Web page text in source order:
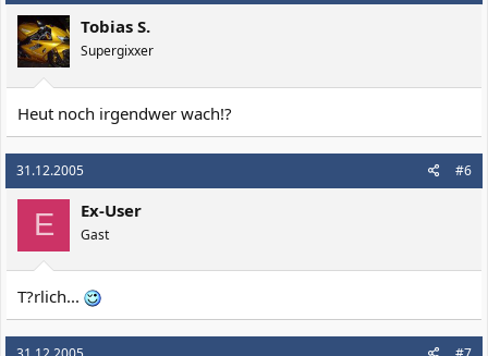
Tobias S.
Supergixxer
Heut noch irgendwer wach!?
31.12.2005 #6
E Ex-User
Gast
T?rlich...